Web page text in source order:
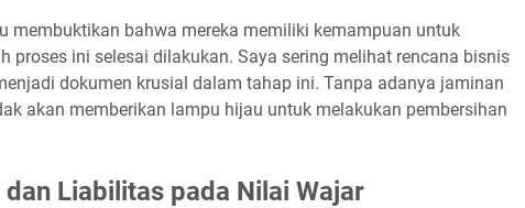
membuktikan bahwa mereka memiliki kemampuan untuk
proses ini selesai dilakukan. Saya sering melihat rencana bisnis
dokumen krusial dalam tahap ini. Tanpa adanya jaminan
akan memberikan lampu hijau untuk melakukan pembersihan
Liabilitas pada Nilai Wajar